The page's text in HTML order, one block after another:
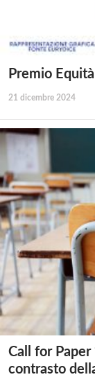
Premio
21 dicembre 2024
Call for Paper
contrasto